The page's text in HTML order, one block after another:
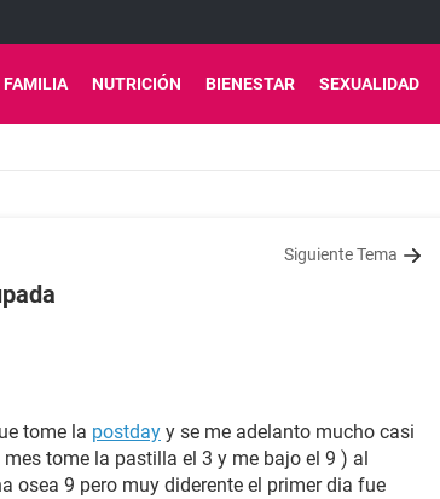
FAMILIA NUTRICIÓN BIENESTAR SEXUALIDAD
Siguiente Tema
tome la postday y se me adelanto mucho casi
tome la pastilla el 3 y me bajo el 9 ) al
osea 9 pero muy diderente el primer dia fue